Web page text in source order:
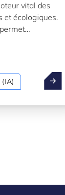
vital des
et écologiques.
Mais pour
des données,
(IA)